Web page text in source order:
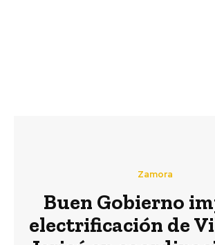
Zamora
Buen Gobierno
electrificación de